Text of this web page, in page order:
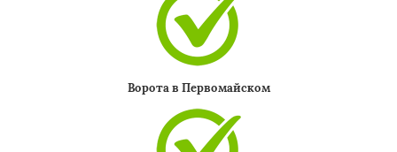
Ворота в Первомайском